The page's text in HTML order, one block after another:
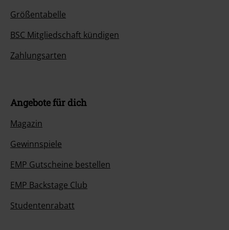
Größentabelle
BSC Mitgliedschaft kündigen
Zahlungsarten
Angebote für dich
Magazin
Gewinnspiele
EMP Gutscheine bestellen
EMP Backstage Club
Studentenrabatt